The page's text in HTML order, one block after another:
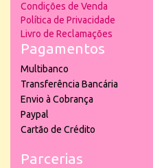
Condições de Venda
Política de Privacidade
Livro de Reclamações
Pagamentos
Multibanco
Transferência Bancária
Envio à Cobrança
Paypal
Cartão de Crédito
Parcerias